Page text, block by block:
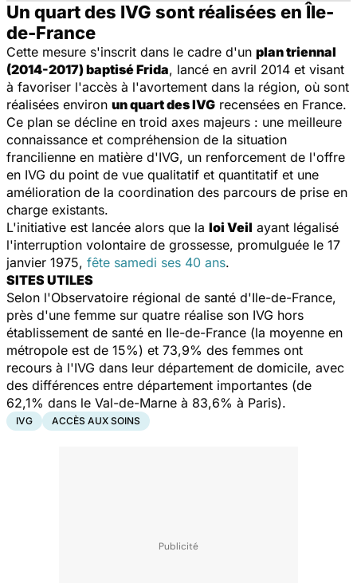
Un quart des IVG sont réalisées en Île-
de-France
Cette mesure s'inscrit dans le cadre d'un plan triennal
(2014-2017) baptisé Frida, lancé en avril 2014 et visant
à favoriser l'accès à l'avortement dans la région, où sont
réalisées environ un quart des IVG recensées en France.
Ce plan se décline en troid axes majeurs : une meilleure
connaissance et compréhension de la situation
francilienne en matière d'IVG, un renforcement de l'offre
en IVG du point de vue qualitatif et quantitatif et une
amélioration de la coordination des parcours de prise en
charge existants.
L'initiative est lancée alors que la loi Veil ayant légalisé
l'interruption volontaire de grossesse, promulguée le 17
janvier 1975, fête samedi ses 40 ans.
SITES UTILES
Selon l'Observatoire régional de santé d'Ile-de-France,
près d'une femme sur quatre réalise son IVG hors
établissement de santé en Ile-de-France (la moyenne en
métropole est de 15%) et 73,9% des femmes ont
recours à l'IVG dans leur département de domicile, avec
des différences entre département importantes (de
62,1% dans le Val-de-Marne à 83,6% à Paris).
IVG ACCÈS AUX SOINS